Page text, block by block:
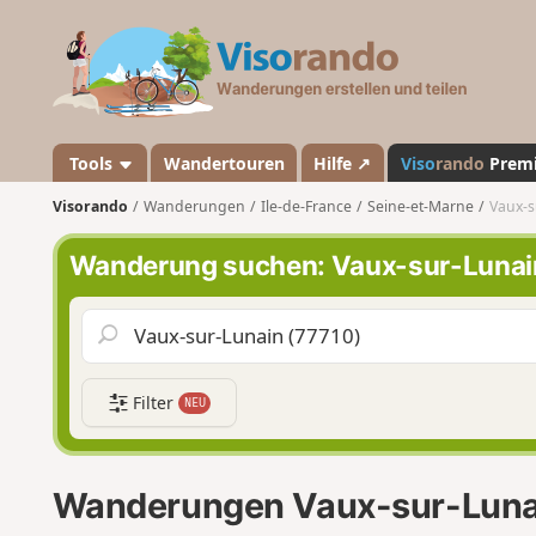
a
n
d
o
Tools Wandertouren Hilfe ↗ Visorando
Visorando Wanderungen Ile-de-France Seine-et-Marne Vaux-
Wanderung suchen: Vaux-sur-
Filter NEU
Wanderungen Vaux-sur-